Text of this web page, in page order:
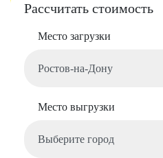
Рассчитать стоимость
Место загрузки
Место выгрузки